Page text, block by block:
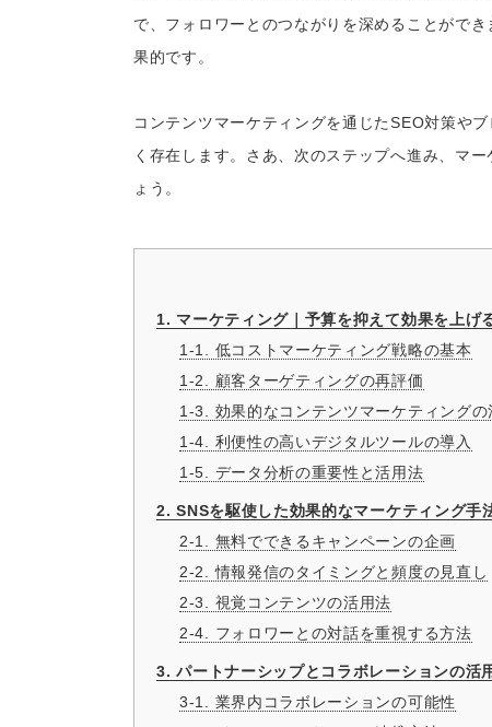
で、フォロワーとのつながりを深めることがで
果的です。
コンテンツマーケティングを通じたSEO対策や
く存在します。さあ、次のステップへ進み、マ
ょう。
1. マーケティング｜予算を抑えて効果を上げ
1-1. 低コストマーケティング戦略の基本
1-2. 顧客ターゲティングの再評価
1-3. 効果的なコンテンツマーケティングの
1-4. 利便性の高いデジタルツールの導入
1-5. データ分析の重要性と活用法
2. SNSを駆使した効果的なマーケティング手
2-1. 無料でできるキャンペーンの企画
2-2. 情報発信のタイミングと頻度の見直し
2-3. 視覚コンテンツの活用法
2-4. フォロワーとの対話を重視する方法
3. パートナーシップとコラボレーションの活
3-1. 業界内コラボレーションの可能性